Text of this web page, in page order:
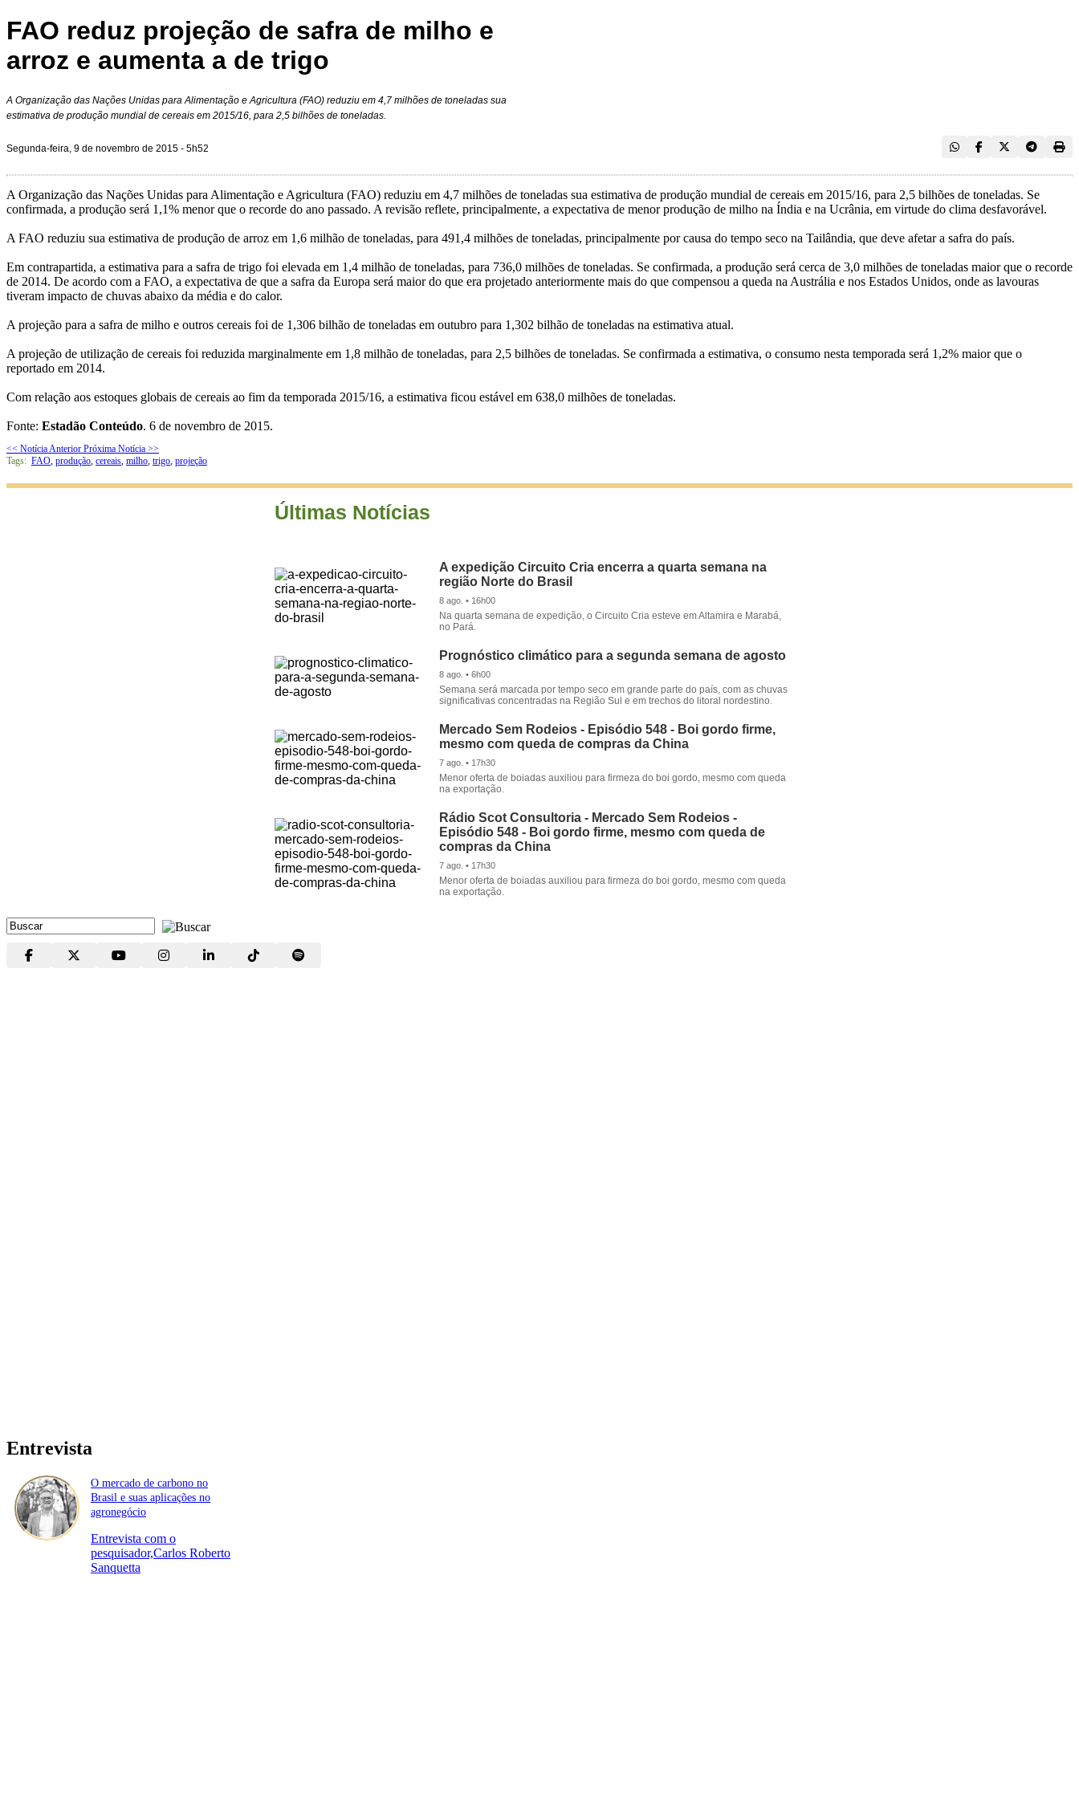
FAO reduz projeção de safra de milho e
arroz e aumenta a de trigo
A Organização das Nações Unidas para Alimentação e Agricultura (FAO) reduziu em 4,7 milhões de toneladas sua
estimativa de produção mundial de cereais em 2015/16, para 2,5 bilhões de toneladas.
Segunda-feira, 9 de novembro de 2015 - 5h52
A Organização das Nações Unidas para Alimentação e Agricultura (FAO) reduziu em 4,7 milhões de toneladas sua estimativa de produção mundial de cereais em 2015/16, para 2,5 bilhões de toneladas. Se
confirmada, a produção será 1,1% menor que o recorde do ano passado. A revisão reflete, principalmente, a expectativa de menor produção de milho na Índia e na Ucrânia, em virtude do clima desfavorável.
A FAO reduziu sua estimativa de produção de arroz em 1,6 milhão de toneladas, para 491,4 milhões de toneladas, principalmente por causa do tempo seco na Tailândia, que deve afetar a safra do país.
Em contrapartida, a estimativa para a safra de trigo foi elevada em 1,4 milhão de toneladas, para 736,0 milhões de toneladas. Se confirmada, a produção será cerca de 3,0 milhões de toneladas maior que o recorde
de 2014. De acordo com a FAO, a expectativa de que a safra da Europa será maior do que era projetado anteriormente mais do que compensou a queda na Austrália e nos Estados Unidos, onde as lavouras
tiveram impacto de chuvas abaixo da média e do calor.
A projeção para a safra de milho e outros cereais foi de 1,306 bilhão de toneladas em outubro para 1,302 bilhão de toneladas na estimativa atual.
A projeção de utilização de cereais foi reduzida marginalmente em 1,8 milhão de toneladas, para 2,5 bilhões de toneladas. Se confirmada a estimativa, o consumo nesta temporada será 1,2% maior que o
reportado em 2014.
Com relação aos estoques globais de cereais ao fim da temporada 2015/16, a estimativa ficou estável em 638,0 milhões de toneladas.
Fonte: Estadão Conteúdo. 6 de novembro de 2015.
<< Notícia Anterior Próxima Notícia >>
Tags: FAO, produção, cereais, milho, trigo, projeção
Últimas Notícias
A expedição Circuito Cria encerra a quarta semana na
região Norte do Brasil
8 ago. • 16h00
Na quarta semana de expedição, o Circuito Cria esteve em Altamira e Marabá,
no Pará.
Prognóstico climático para a segunda semana de agosto
8 ago. • 6h00
Semana será marcada por tempo seco em grande parte do país, com as chuvas
significativas concentradas na Região Sul e em trechos do litoral nordestino.
Mercado Sem Rodeios - Episódio 548 - Boi gordo firme,
mesmo com queda de compras da China
7 ago. • 17h30
Menor oferta de boiadas auxiliou para firmeza do boi gordo, mesmo com queda
na exportação.
Rádio Scot Consultoria - Mercado Sem Rodeios -
Episódio 548 - Boi gordo firme, mesmo com queda de
compras da China
7 ago. • 17h30
Menor oferta de boiadas auxiliou para firmeza do boi gordo, mesmo com queda
na exportação.
Entrevista
O mercado de carbono no
Brasil e suas aplicações no
agronegócio
Entrevista com o
pesquisador,Carlos Roberto
Sanquetta